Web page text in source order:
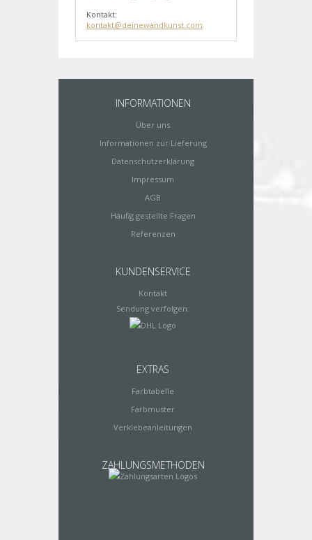
Kontakt:
kontakt@deinewandkunst.com
INFORMATIONEN
Über uns
Informationen zur Lieferung
Datenschutzerklärung
Impressum
AGB
Häufig gestellte Fragen
Referenzen
KUNDENSERVICE
Kontakt
Sendung verfolgen:
EXTRAS
Farbtabelle
Farbmuster
Verklebeanleitungen
ZAHLUNGSMETHODEN